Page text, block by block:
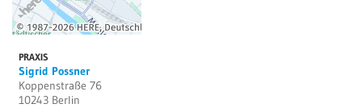
PRAXIS
Sigrid Possner
Koppenstraße 76
10243 Berlin